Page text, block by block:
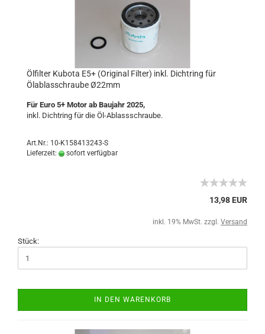
Ölfilter Kubota E5+ (Original Filter) inkl. Dichtring für
Ölablasschraube Ø22mm
Für Euro 5+ Motor ab Baujahr 2025,
inkl. Dichtring für die Öl-Ablassschraube.
Art.Nr.: 10-K158413243-S
Lieferzeit:
sofort verfügbar
13,98 EUR
inkl. 19% MwSt. zzgl. Versand
Stück:
IN DEN WARENKORB